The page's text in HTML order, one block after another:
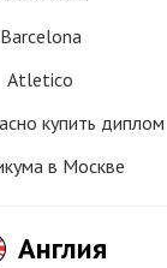
Barcelona
Atletico
купить диплом
в Москве
Англия